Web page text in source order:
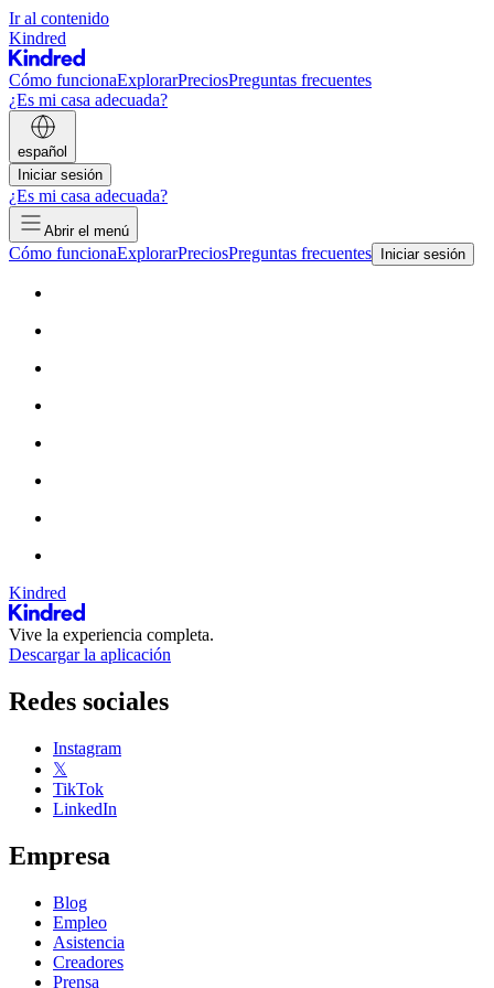
Ir al contenido
Kindred
Cómo funcionaExplorarPreciosPreguntas frecuentes
¿Es mi casa adecuada?
español
Iniciar sesión
¿Es mi casa adecuada?
Abrir el menú
Cómo funcionaExplorarPreciosPreguntas frecuentes Iniciar sesión
Kindred
Vive la experiencia completa.
Descargar la aplicación
Redes sociales
Instagram
𝕏
TikTok
LinkedIn
Empresa
Blog
Empleo
Asistencia
Creadores
Prensa